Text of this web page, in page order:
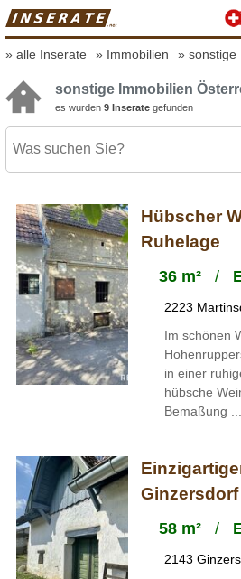
alle Inserate Immobilien sonstige
sonstige Immobilien
es wurden 9 Inserate gefunden
Hübscher
Ruhelage
36 m²/
2223
Im schönen
in einer
hübsche
Bemaßung ...
Ginzersdorf
58 m²/
2143